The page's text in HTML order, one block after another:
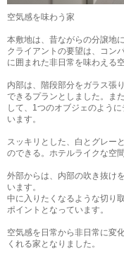
空気感を味わう家
本敷地は、昔ながらの分譲地
クライアントの要望は、コン
に囲まれた非日常を味わえる
内部は、階段部分をガラス張
できるプランとしました。ま
して、1つのオブジェのよう
います。
スッキリとした、白とグレー
のできる。ホテルライクな空
外部からは、内部の吹き抜け
います。
中に入りたくなるような切り
ポイントとなっています。
空気感を日常から非日常に変
くれる家となりました。